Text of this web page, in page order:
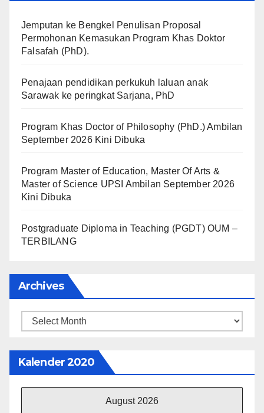
Jemputan ke Bengkel Penulisan Proposal
Permohonan Kemasukan Program Khas Doktor
Falsafah (PhD).
Penajaan pendidikan perkukuh laluan anak
Sarawak ke peringkat Sarjana, PhD
Program Khas Doctor of Philosophy (PhD.) Ambilan
September 2026 Kini Dibuka
Program Master of Education, Master Of Arts &
Master of Science UPSI Ambilan September 2026
Kini Dibuka
Postgraduate Diploma in Teaching (PGDT) OUM –
TERBILANG
Archives
Archives
Kalender 2020
August 2026